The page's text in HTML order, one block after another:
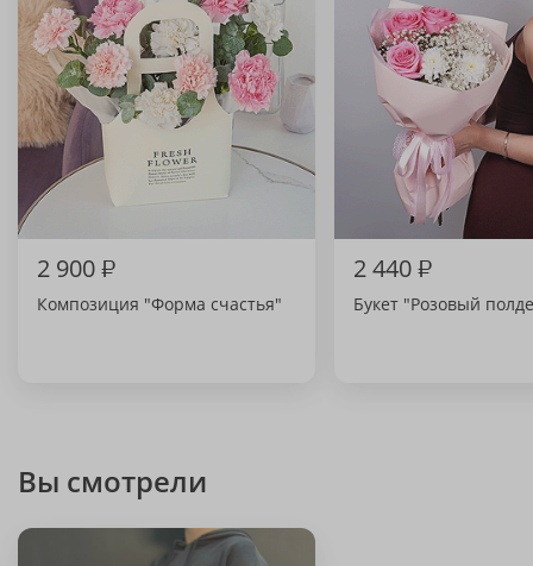
2 900₽
Композиция "Форма счастья"
2 440₽
Букет "Розовый
Вы смотрели